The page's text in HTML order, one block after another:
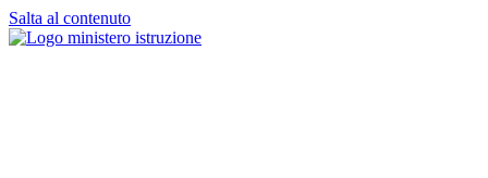
Salta al contenuto